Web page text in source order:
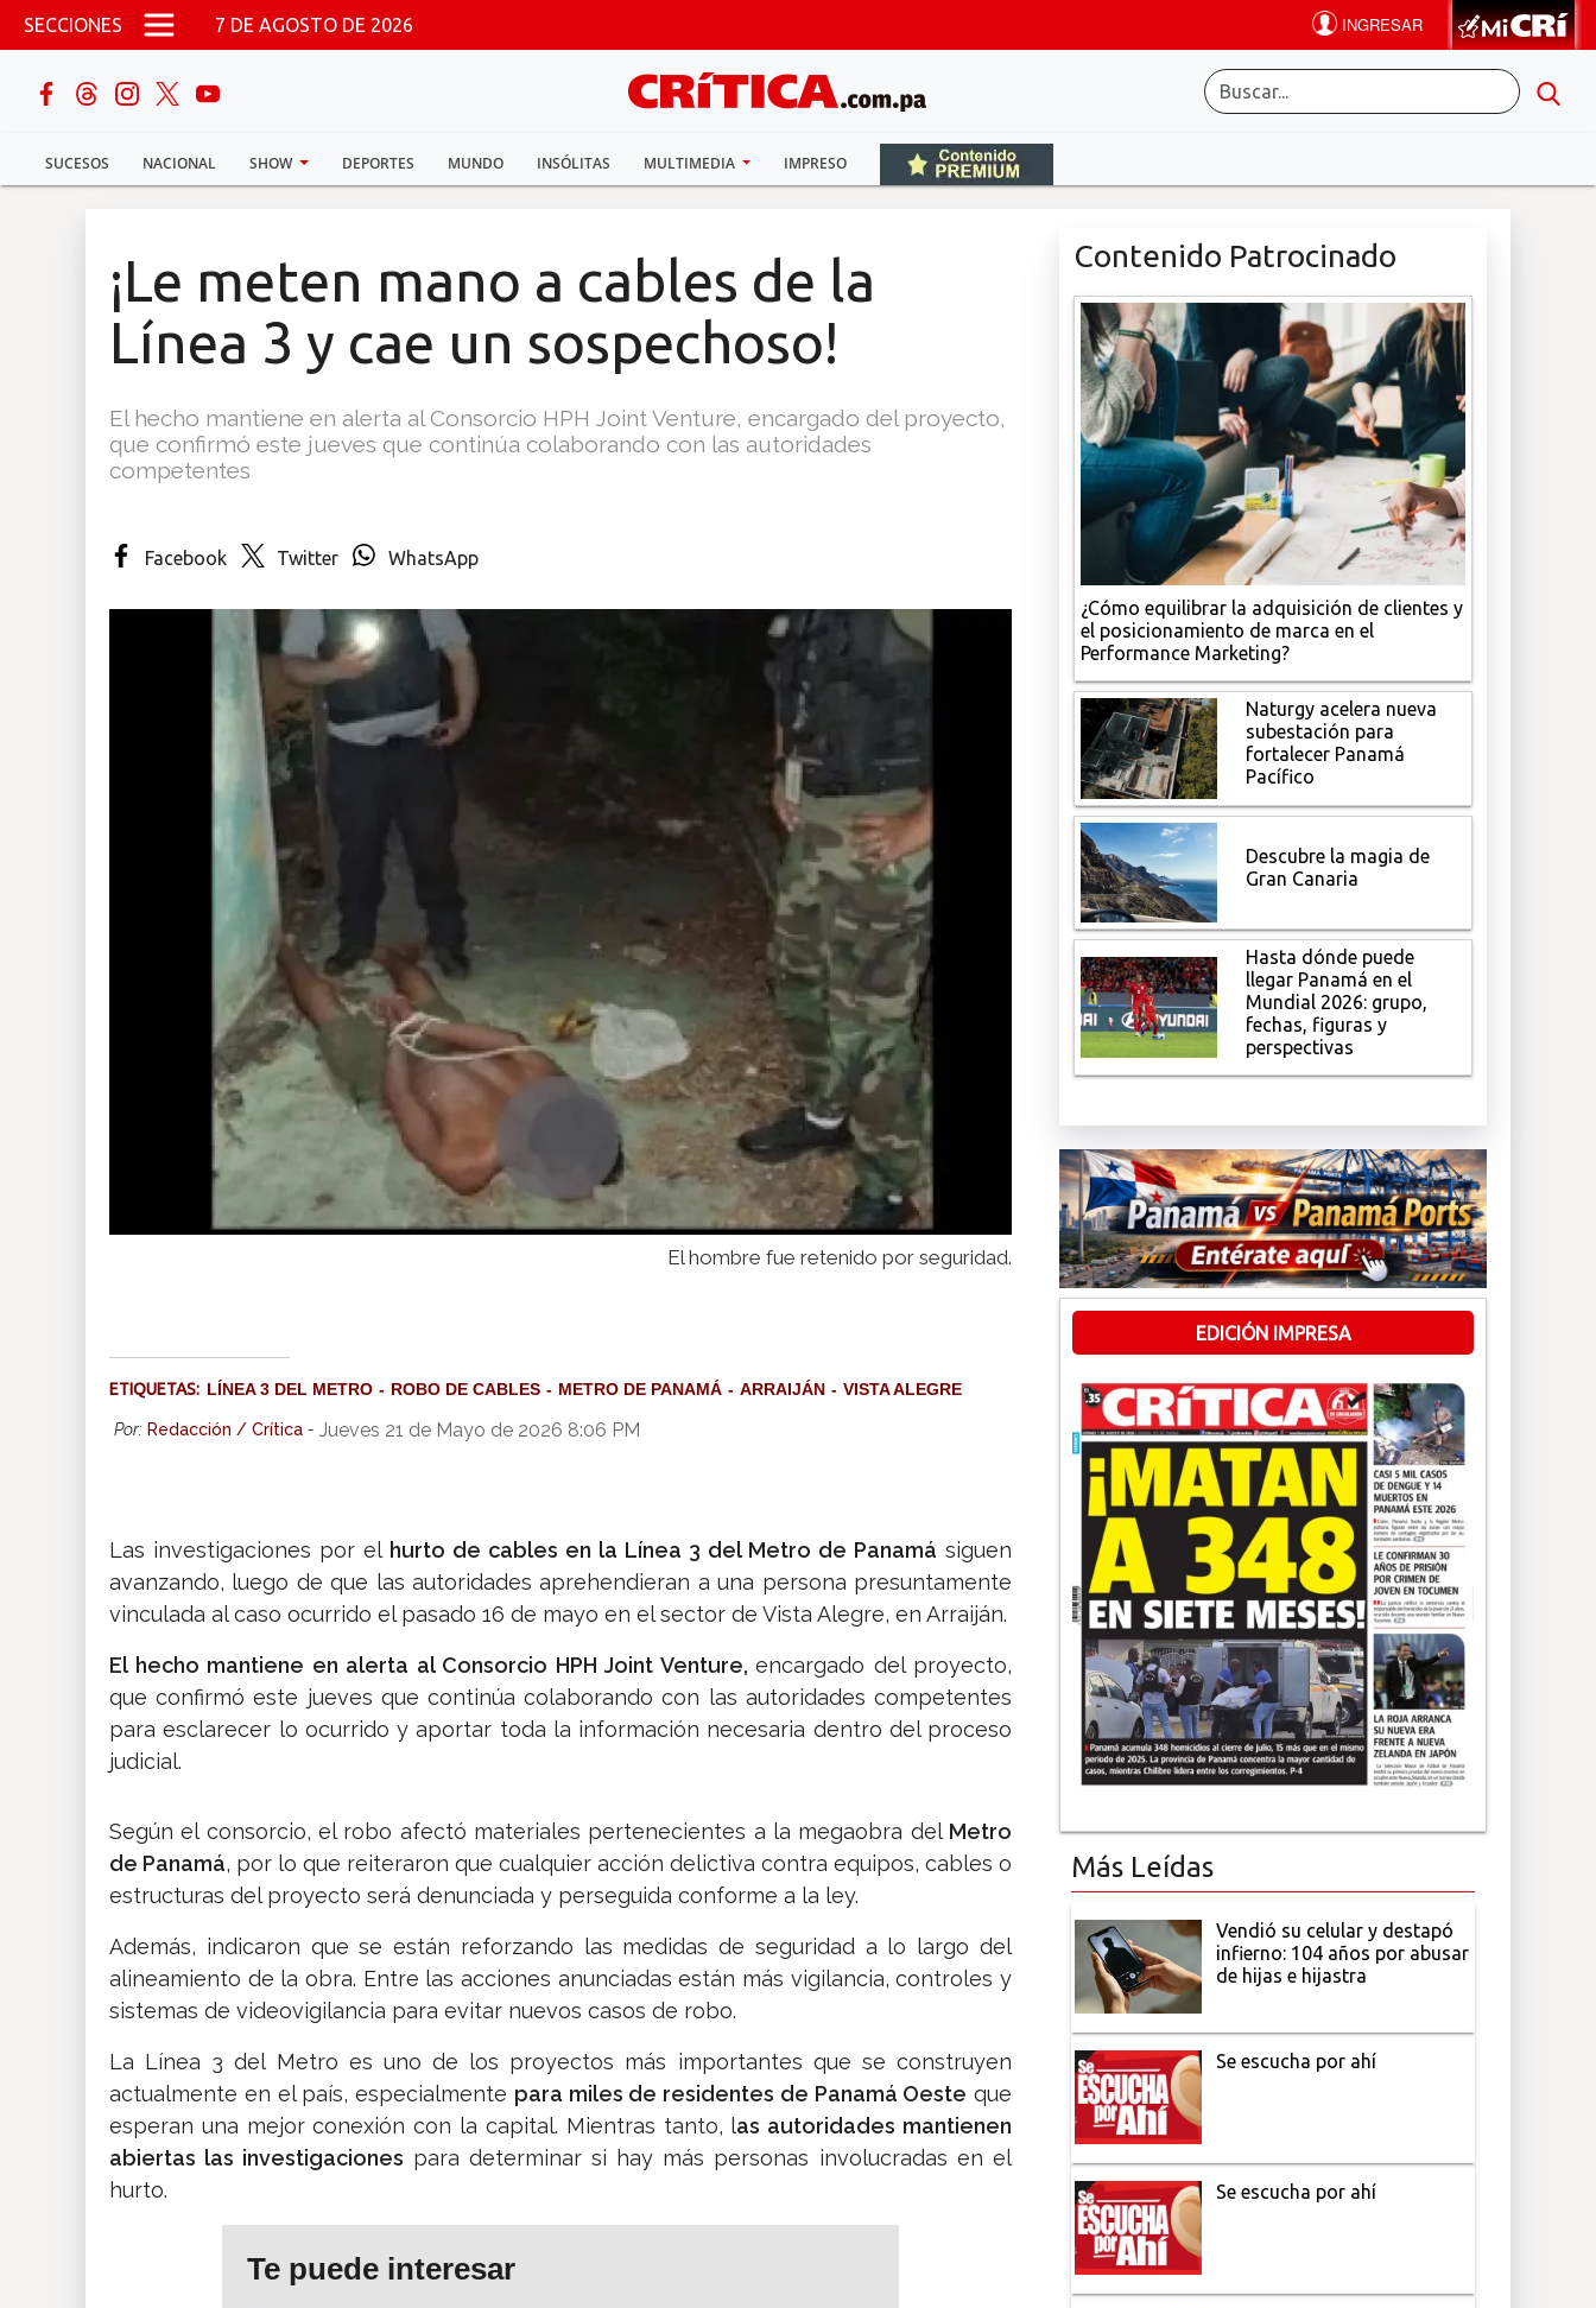
Pasar al contenido principal
SECCIONES 7 DE AGOSTO DE 2026
SUCESOS NACIONAL SHOW DEPORTES MUNDO INSÓLITAS MULTIMEDIA IMPRESO
buscar
Sucesos
¡Le meten mano a cables de la
Línea 3 y cae un sospechoso!
El hecho mantiene en alerta al Consorcio HPH Joint Venture, encargado del proyecto,
que confirmó este jueves que continúa colaborando con las autoridades
competentes
Facebook Twitter WhatsApp
El hombre fue retenido por seguridad.
ETIQUETAS: LÍNEA 3 DEL METRO ROBO DE CABLES METRO DE PANAMÁ ARRAIJÁN VISTA ALEGRE
Por: Redacción / Crítica - Jueves 21 de Mayo de 2026 8:06 PM
Las investigaciones por el hurto de cables en la Línea 3 del Metro de Panamá siguen
avanzando, luego de que las autoridades aprehendieran a una persona presuntamente
vinculada al caso ocurrido el pasado 16 de mayo en el sector de Vista Alegre, en Arraiján.
El hecho mantiene en alerta al Consorcio HPH Joint Venture, encargado del proyecto,
que confirmó este jueves que continúa colaborando con las autoridades competentes
para esclarecer lo ocurrido y aportar toda la información necesaria dentro del proceso
judicial.
Según el consorcio, el robo afectó materiales pertenecientes a la megaobra del Metro
de Panamá, por lo que reiteraron que cualquier acción delictiva contra equipos, cables o
estructuras del proyecto será denunciada y perseguida conforme a la ley.
Además, indicaron que se están reforzando las medidas de seguridad a lo largo del
alineamiento de la obra. Entre las acciones anunciadas están más vigilancia, controles y
sistemas de videovigilancia para evitar nuevos casos de robo.
La Línea 3 del Metro es uno de los proyectos más importantes que se construyen
actualmente en el país, especialmente para miles de residentes de Panamá Oeste que
esperan una mejor conexión con la capital. Mientras tanto, las autoridades mantienen
abiertas las investigaciones para determinar si hay más personas involucradas en el
hurto.
Te puede interesar
Contenido Patrocinado
¿Cómo equilibrar la adquisición de clientes y
el posicionamiento de marca en el
Performance Marketing?
Naturgy acelera nueva
subestación para
fortalecer Panamá
Pacífico
Descubre la magia de
Gran Canaria
Hasta dónde puede
llegar Panamá en el
Mundial 2026: grupo,
fechas, figuras y
perspectivas
EDICIÓN IMPRESA
Más Leídas
Vendió su celular y destapó
infierno: 104 años por abusar
de hijas e hijastra
Se escucha por ahí
Se escucha por ahí